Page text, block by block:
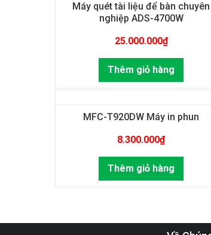
Máy quét tài liệu để bàn chuyên
nghiệp ADS-4700W
25.000.000₫
Thêm giỏ hàng
MFC-T920DW Máy in phun
8.300.000₫
Thêm giỏ hàng